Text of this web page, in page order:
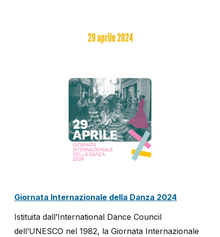
29aprile 2024
Giornata Internazionale della Danza 2024
Istituita dall’International Dance Council
dell’UNESCO nel 1982, la Giornata Internazionale